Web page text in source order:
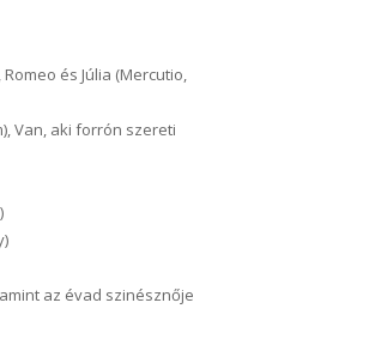
és Júlia (Mercutio,
Van, aki forrón szereti
az évad szinésznője